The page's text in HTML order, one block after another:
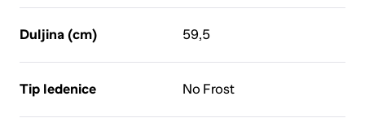
Duljina (cm) 59,5
Tip ledenice No Frost